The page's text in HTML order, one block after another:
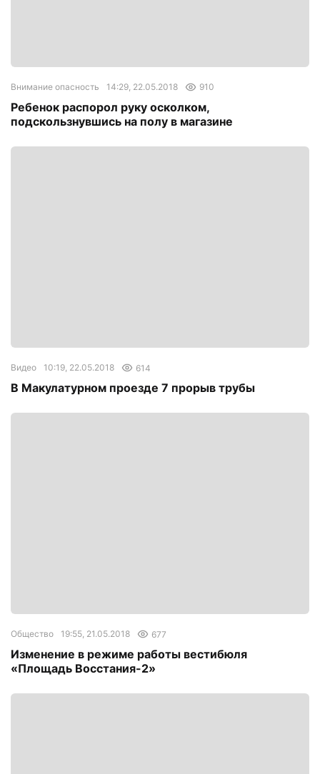
Внимание опасность 14:29, 22.05.2018 910
Ребенок распорол руку осколком,
подскользнувшись на полу в магазине
Видео 10:19, 22.05.2018 614
В Макулатурном проезде 7 прорыв трубы
Общество 19:55, 21.05.2018 677
Изменение в режиме работы вестибюля
«Площадь Восстания-2»